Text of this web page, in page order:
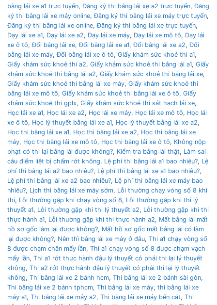
bằng lái xe a1 trực tuyến,Đăng ký thi bằng lái xe a2 trực tuyến,Đăng
ký thi bằng lái xe máy online,Đăng ký thi bằng lái xe máy trực tuyến,
Đăng ký thi bằng lái xe online,Đăng ký thi bằng lái xe trực tuyến,
Dạy lái xe a1, Dạy lái xe a2, Dạy lái xe máy, Dạy lái xe mô tô, Dạy lái
xe ô tô,Đổi bằng lái xe,Đổi bằng lái xe a1,Đổi bằng lái xe a2,Đổi
bằng lái xe máy,Đổi bằng lái xe ô tô, Giấy khám sức khoẻ thi a1,
Giấy khám sức khoẻ thi a2, Giấy khám sức khoẻ thi bằng lái a1, Giấy
khám sức khoẻ thi bằng lái a2, Giấy khám sức khoẻ thi bằng lái xe,
Giấy khám sức khoẻ thi bằng lái xe máy, Giấy khám sức khoẻ thi
bằng lái xe mô tô, Giấy khám sức khoẻ thi bằng lái xe ô tô, Giấy
khám sức khoẻ thi gplx, Giấy khám sức khoẻ thi sát hạch lái xe,
Học lái xe a1, Học lái xe a2, Học lái xe máy, Học lái xe mô tô, Học lái
xe ô tô, Học lý thuyết bằng lái xe a1, Học lý thuyết bằng lái xe a2,
Học thi bằng lái xe a1, Học thi bằng lái xe a2, Học thi bằng lái xe
máy, Học thi bằng lái xe mô tô, Học thi bằng lái xe ô tô, Không nộp
phạt có thi lại bằng lái được không?, Kiểm tra bằng lái thật, Làm sai
câu điểm liệt bị chấm rớt không, Lệ phí thi bằng lái a1 bao nhiêu?, Lệ
phí thi bằng lái a2 bao nhiêu?, Lệ phí thi bằng lái xe a1 bao nhiêu?,
Lệ phí thi bằng lái xe a2 bao nhiêu?, Lệ phí thi bằng lái xe máy bao
nhiêu?, Lịch thi bằng lái xe máy sớm, Lỗi thường chạy vòng số 8 khi
thi, Lỗi thường gặp khi chạy vòng số 8, Lỗi thường gặp khi thi lý
thuyết a1, Lỗi thường gặp khi thi lý thuyết a2, Lỗi thường gặp khi thi
thực hành a1, Lỗi thường gặp khi thi thực hành a2, Mất bằng lái mất
hồ sơ gốc làm lại được không?, Mất hồ sơ gốc mất bằng lái có làm
lại được không?, Nên thì bằng lái xe máy ở đâu, Thi a1 chạy vòng số
8 được chạm chân mấy lần, Thi a1 chạy vòng số 8 được chạm vạch
mấy lần, Thi a1 rớt thực hành đậu lý thuyết có phải thi lại lý thuyết
không, Thi a2 rớt thực hành đậu lý thuyết có phải thi lại lý thuyết
không, Thi bằng lái xe 2 bánh hcm, Thi bằng lái xe 2 bánh sài gòn,
Thi bằng lái xe 2 bánh tphcm, Thi bằng lái xe máy, thi bằng lái xe
máy a1, Thi bằng lái xe máy a2, Thi bằng lái xe máy bến cát, Thi